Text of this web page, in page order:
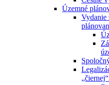
Územné
Vydanie